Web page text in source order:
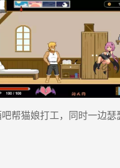
帮猫娘打工，同时一边瑟